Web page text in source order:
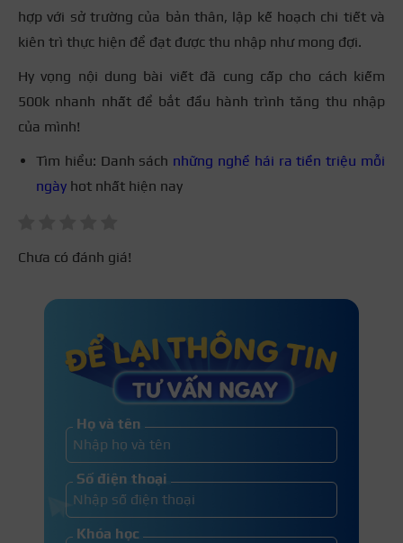
hợp với sở trường của bản thân, lập kế hoạch chi tiết và
kiên trì thực hiện để đạt được thu nhập như mong đợi.
Hy vọng nội dung bài viết đã cung cấp cho cách kiếm
500k nhanh nhất để bắt đầu hành trình tăng thu nhập
của mình!
Tìm hiểu: Danh sách những nghề hái ra tiền triệu mỗi
ngày hot nhất hiện nay
Chưa có đánh giá!
Họ và tên
Số điện thoại
Khóa học